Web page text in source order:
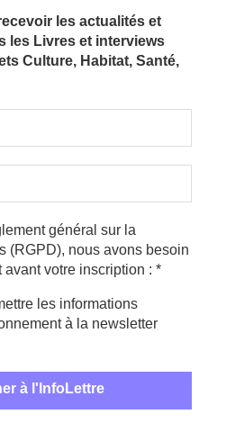
les actualités et
les Livres et interviews
Culture, Habitat, Santé,
général sur la
(RGPD), nous avons besoin
votre inscription : *
les informations
à la newsletter